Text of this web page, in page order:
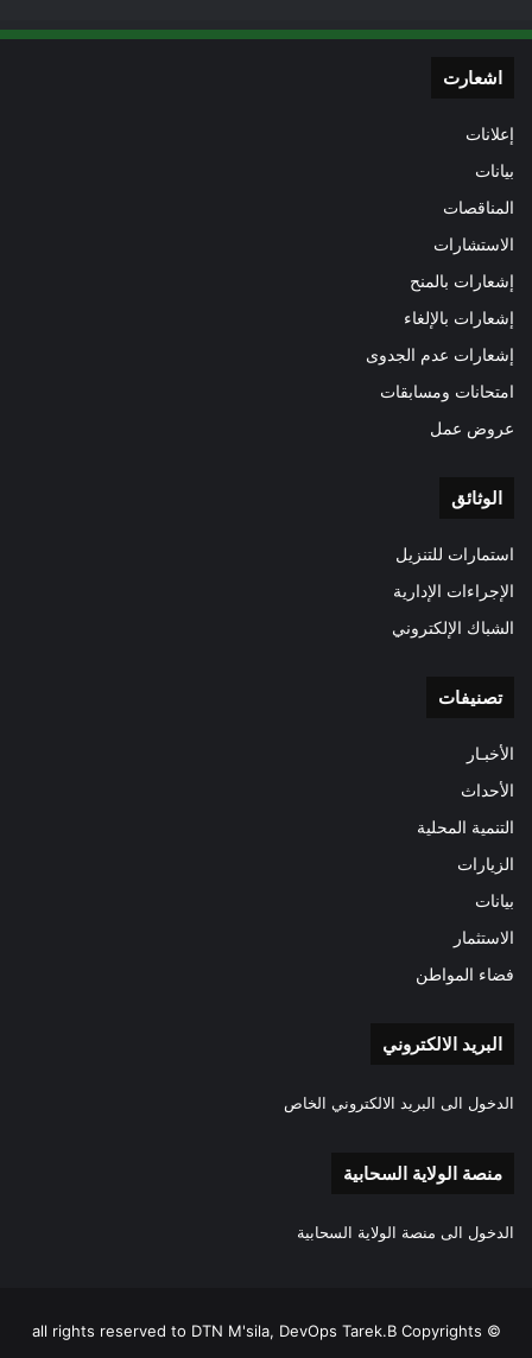
اشعارت
إعلانات
بيانات
المناقصات
الاستشارات
إشعارات بالمنح
إشعارات بالإلغاء
إشعارات عدم الجدوى
امتحانات ومسابقات
عروض عمل
الوثائق
استمارات للتنزيل
الإجراءات الإدارية
الشباك الإلكتروني
تصنيفات
الأخبـار
الأحداث
التنمية المحلية
الزيارات
بيانات
الاستثمار
فضاء المواطن
البريد الالكتروني
الدخول الى البريد الالكتروني الخاص
منصة الولاية السحابية
الدخول الى منصة الولاية السحابية
all rights reserved to DTN M'sila, DevOps Tarek.B Copyrights ©